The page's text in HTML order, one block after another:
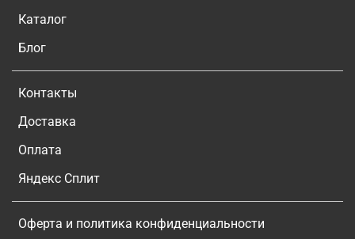
Каталог
Блог
Контакты
Доставка
Оплата
Яндекс Сплит
Оферта и политика конфиденциальности